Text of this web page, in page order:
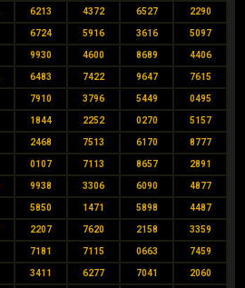
6213 4372 6527 2290
6724 5916 3616 5097
9930 4600 8689 4406
6483 7422 9647 7615
7910 3796 5449 0495
1844 2252 0270 5157
2468 7513 6170 8777
0107 7113 8657 2891
9938 3306 6090 4877
5850 1471 5898 4487
2207 7620 2158 3359
7181 7115 0663 7459
3411 6277 7041 2060